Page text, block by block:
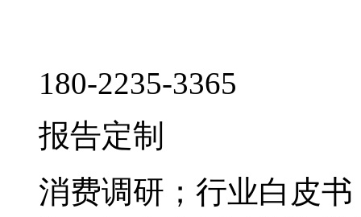
180-2235-3365
报告定制
消费调研；行业白皮